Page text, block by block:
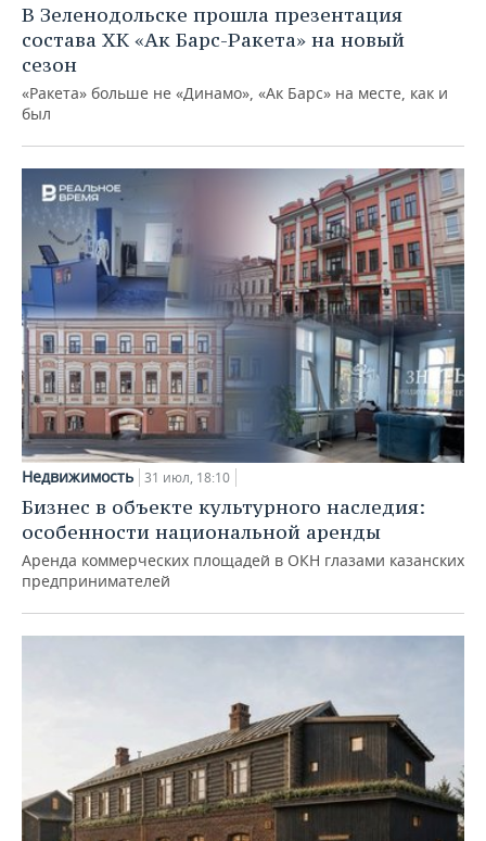
В Зеленодольске прошла презентация
состава ХК «Ак Барс-Ракета» на новый
сезон
«Ракета» больше не «Динамо», «Ак Барс» на месте, как и
был
Недвижимость 31 июл, 18:10
Бизнес в объекте культурного наследия:
особенности национальной аренды
Аренда коммерческих площадей в ОКН глазами казанских
предпринимателей